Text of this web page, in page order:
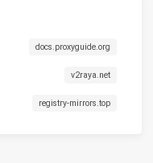
docs.proxyguide.org
v2raya.net
registry-mirrors.top